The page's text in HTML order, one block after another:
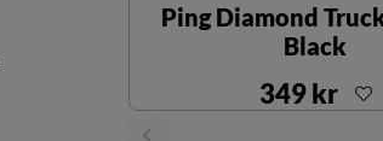
Ping Diamond
Black
349 kr